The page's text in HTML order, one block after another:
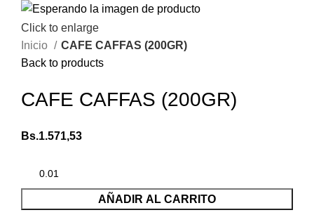
Click to enlarge
Inicio
CAFE CAFFAS (200GR)
Back to products
CAFE CAFFAS (200GR)
Bs.1.571,53
AÑADIR AL CARRITO